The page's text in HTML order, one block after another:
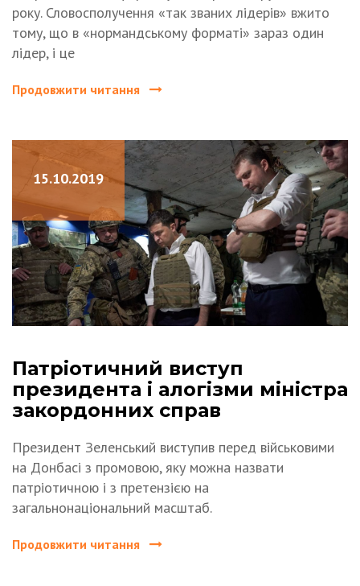
року. Словосполучення «так званих лідерів» вжито
тому, що в «нормандському форматі» зараз один
лідер, і це
Продовжити читання
15.10.2019
Патріотичний виступ
президента і алогізми міністра
закордонних справ
Президент Зеленський виступив перед військовими
на Донбасі з промовою, яку можна назвати
патріотичною і з претензією на
загальнонаціональний масштаб.
Продовжити читання